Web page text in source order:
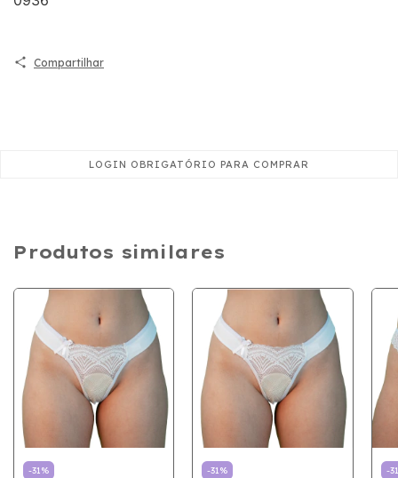
Compartilhar
Produtos similares
-31% -31% -31